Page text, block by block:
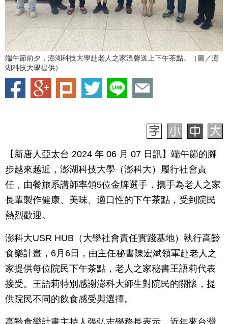
端午節前夕，澎湖科技大學赴老人之家溫馨送上下午茶點。（圖／澎
湖科技大學提供）
【新唐人亞太台 2024 年 06 月 07 日訊】端午節的腳
步越來越近，澎湖科技大學（澎科大）履行社會責
任，由餐旅系講師率領5位金牌選手，攜手為老人之家
長輩製作健康、美味、適口性的下午茶點，受到院民
熱烈歡迎。
澎科大USR HUB（大學社會責任實踐基地）執行高齡
食樂計畫，6月6日，由主任秘書陳宏斌領軍赴老人之
家提供每位院民下午茶點，老人之家秘書王語莉代表
接受。王語莉特別感謝澎科大師生對院民的關懷，提
供院民不同的飲食感受與選擇。
高齡食樂計畫主持人張弘志學務長表示，近年來台灣